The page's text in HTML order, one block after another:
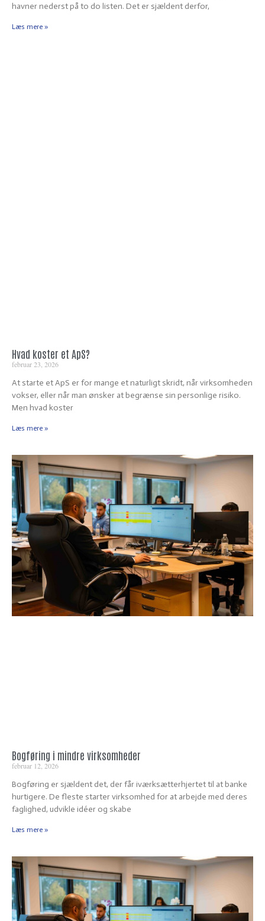
havner nederst på to do listen. Det er sjældent derfor,
Læs mere »
Hvad koster et ApS?
februar 23, 2026
At starte et ApS er for mange et naturligt skridt, når virksomheden
vokser, eller når man ønsker at begrænse sin personlige risiko.
Men hvad koster
Læs mere »
Bogføring i mindre virksomheder
februar 12, 2026
Bogføring er sjældent det, der får iværksætterhjertet til at banke
hurtigere. De fleste starter virksomhed for at arbejde med deres
faglighed, udvikle idéer og skabe
Læs mere »